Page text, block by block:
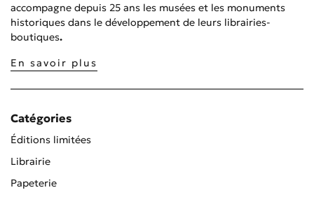
accompagne depuis 25 ans les musées et les monuments
historiques dans le développement de leurs librairies-
boutiques.
En savoir plus
Catégories
Éditions limitées
Librairie
Papeterie